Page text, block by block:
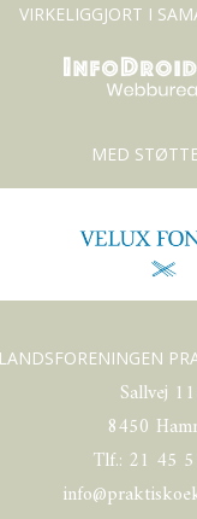
VIRKELIGGJORT I
MED
LANDSFORENINGEN
Sallvej
8450
Tlf.: 21 45